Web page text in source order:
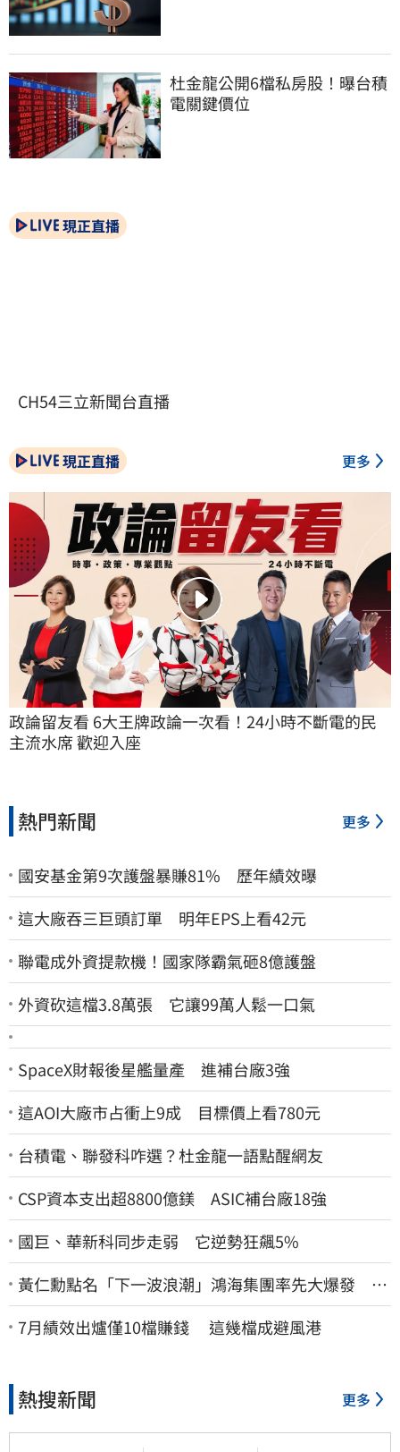
杜金龍公開6檔私房股！曝台積
電關鍵價位
現正直播
CH54三立新聞台直播
現正直播 更多
政論留友看 6大王牌政論一次看！24小時不斷電的民
主流水席 歡迎入座
熱門新聞 更多
國安基金第9次護盤暴賺81% 歷年績效曝
這大廠吞三巨頭訂單 明年EPS上看42元
聯電成外資提款機！國家隊霸氣砸8億護盤
外資砍這檔3.8萬張 它讓99萬人鬆一口氣
SpaceX財報後星艦量產 進補台廠3強
這AOI大廠市占衝上9成 目標價上看780元
台積電、聯發科咋選？杜金龍一語點醒網友
CSP資本支出超8800億鎂 ASIC補台廠18強
國巨、華新科同步走弱 它逆勢狂飆5%
黃仁勳點名「下一波浪潮」鴻海集團率先大爆發 台
股這族群全面噴出
7月績效出爐僅10檔賺錢 這幾檔成避風港
熱搜新聞 更多